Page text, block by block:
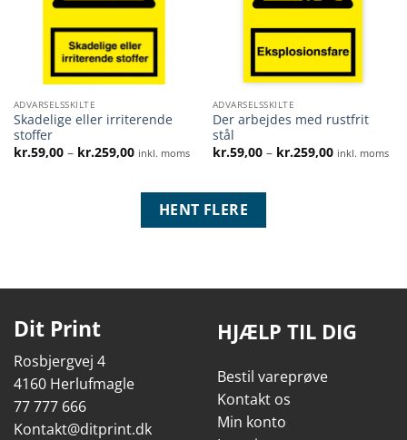
ADVARSELSSKILTE
Skadelige eller irriterende
stoffer
kr.59,00 – kr.259,00Prisinterval:
kr.59,00
inkl. moms
ADVARSELSSKILTE
Der arbejdes med rustfrit
stål
kr.59,00 – kr.259,00Prisinterval:
kr.59,00
inkl. moms
HENT FLERE
Dit Print
Rosbjergvej 4
4160 Herlufmagle
77 777 666
Kontakt@ditprint.dk
HJÆLP TIL DIG
Bestil vareprøve
Kontakt os
Min konto